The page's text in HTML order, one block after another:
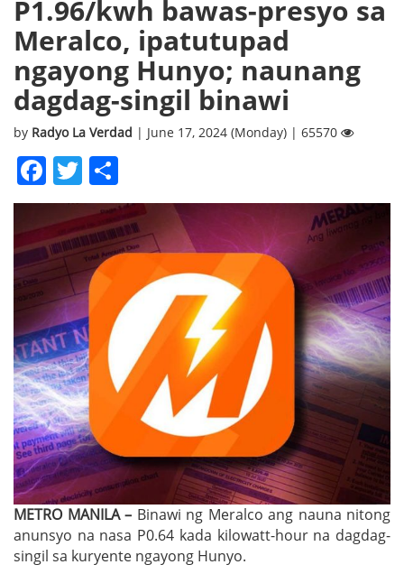
P1.96/kwh bawas-presyo sa
Meralco, ipatutupad
ngayong Hunyo; naunang
dagdag-singil binawi
by Radyo La Verdad | June 17, 2024 (Monday) | 65570
Facebook
Twitter
METRO MANILA – Binawi ng Meralco ang nauna nitong
anunsyo na nasa P0.64 kada kilowatt-hour na dagdag-
singil sa kuryente ngayong Hunyo.